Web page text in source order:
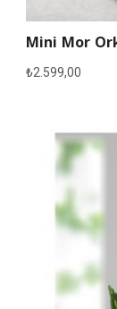
Mini Mor
₺2.599,00